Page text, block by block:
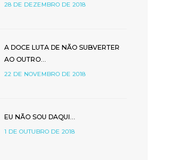
28 DE DEZEMBRO DE 2018
A DOCE LUTA DE NÃO SUBVERTER
AO OUTRO…
22 DE NOVEMBRO DE 2018
EU NÃO SOU DAQUI…
1 DE OUTUBRO DE 2018